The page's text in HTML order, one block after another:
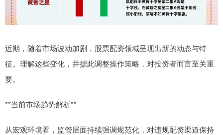
近期，随着市场波动加剧，股票配资领域呈现出新的动态与特
征。理解这些变化，并据此调整操作策略，对投资者而言至关重
要。
**当前市场趋势解析**
从宏观环境看，监管层面持续强调规范化，对违规配资渠道保持